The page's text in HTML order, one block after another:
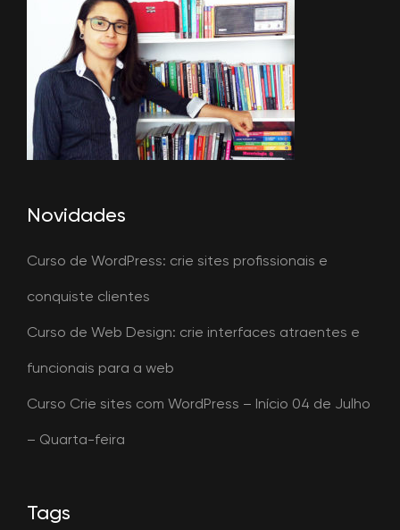
Novidades
Curso de WordPress: crie sites profissionais e
conquiste clientes
Curso de Web Design: crie interfaces atraentes e
funcionais para a web
Curso Crie sites com WordPress – Início 04 de Julho
– Quarta-feira
Tags